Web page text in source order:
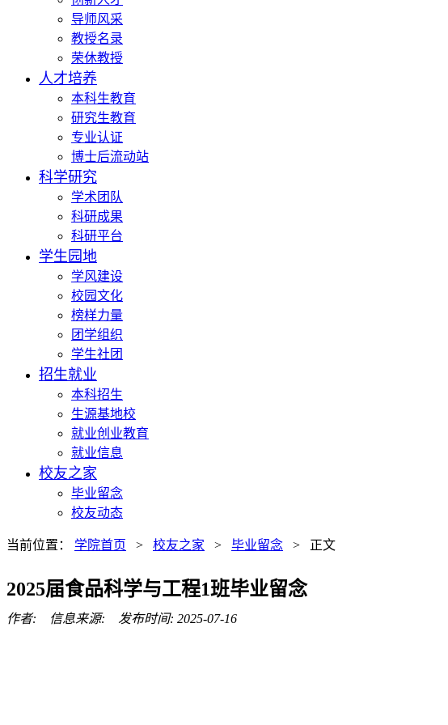
导师风采
教授名录
荣休教授
人才培养
本科生教育
研究生教育
专业认证
博士后流动站
科学研究
学术团队
科研成果
科研平台
学生园地
学风建设
校园文化
榜样力量
团学组织
学生社团
招生就业
本科招生
生源基地校
就业创业教育
就业信息
校友之家
毕业留念
校友动态
当前位置： 学院首页 > 校友之家 > 毕业留念 > 正文
2025届食品科学与工程1班毕业留念
作者: 信息来源: 发布时间: 2025-07-16